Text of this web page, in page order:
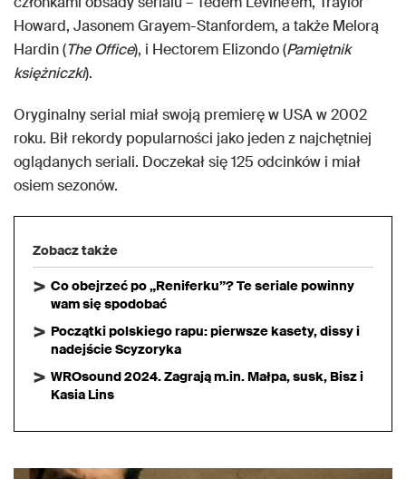
Howard, Jasonem Grayem-Stanfordem, a także Melorą
Hardin (The Office), i Hectorem Elizondo (Pamiętnik
księżniczki).
Oryginalny serial miał swoją premierę w USA w 2002
roku. Bił rekordy popularności jako jeden z najchętniej
oglądanych seriali. Doczekał się 125 odcinków i miał
osiem sezonów.
Zobacz także
Co obejrzeć po „Reniferku”? Te seriale powinny
wam się spodobać
Początki polskiego rapu: pierwsze kasety, dissy i
nadejście Scyzoryka
WROsound 2024. Zagrają m.in. Małpa, susk, Bisz i
Kasia Lins